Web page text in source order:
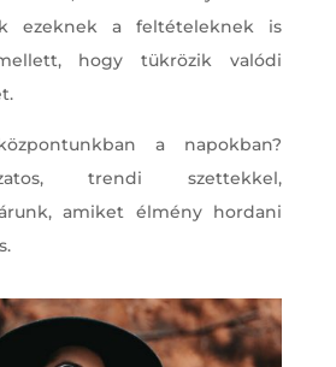
ezeknek a feltételeknek is
hogy tükrözik valódi
a napokban?
trendi szettekkel,
amiket élmény hordani